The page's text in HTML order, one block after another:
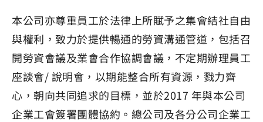
本公司亦尊重員工於法律上所賦予之集會結社自由
與權利，致力於提供暢通的勞資溝通管道，包括召
開勞資會議及業會合作協調會議，不定期辦理員工
座談會/ 說明會，以期能整合所有資源，戮力齊
心，朝向共同追求的目標，並於2017 年與本公司
企業工會簽署團體協約。總公司及各分公司企業工